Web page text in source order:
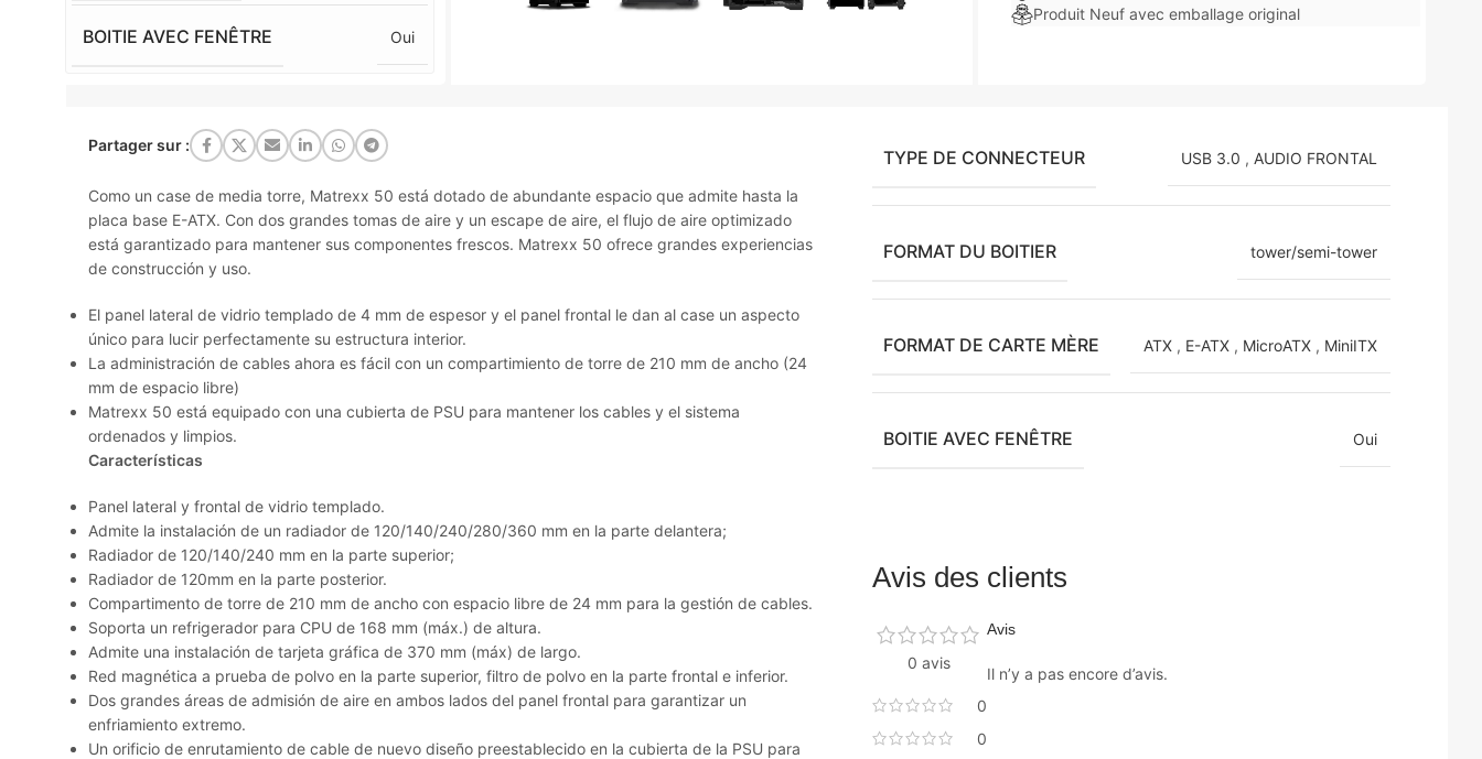
BOITIE AVEC FENÊTRE Oui
Produit Neuf avec emballage original
Partager sur :
Como un case de media torre, Matrexx 50 está dotado de abundante espacio que admite hasta la
placa base E-ATX. Con dos grandes tomas de aire y un escape de aire, el flujo de aire optimizado
está garantizado para mantener sus componentes frescos. Matrexx 50 ofrece grandes experiencias
de construcción y uso.
El panel lateral de vidrio templado de 4 mm de espesor y el panel frontal le dan al case un aspecto
único para lucir perfectamente su estructura interior.
La administración de cables ahora es fácil con un compartimiento de torre de 210 mm de ancho (24
mm de espacio libre)
Matrexx 50 está equipado con una cubierta de PSU para mantener los cables y el sistema
ordenados y limpios.
Características
Panel lateral y frontal de vidrio templado.
Admite la instalación de un radiador de 120/140/240/280/360 mm en la parte delantera;
Radiador de 120/140/240 mm en la parte superior;
Radiador de 120mm en la parte posterior.
Compartimento de torre de 210 mm de ancho con espacio libre de 24 mm para la gestión de cables.
Soporta un refrigerador para CPU de 168 mm (máx.) de altura.
Admite una instalación de tarjeta gráfica de 370 mm (máx) de largo.
Red magnética a prueba de polvo en la parte superior, filtro de polvo en la parte frontal e inferior.
Dos grandes áreas de admisión de aire en ambos lados del panel frontal para garantizar un
enfriamiento extremo.
Un orificio de enrutamiento de cable de nuevo diseño preestablecido en la cubierta de la PSU para
TYPE DE CONNECTEUR USB 3.0 , AUDIO FRONTAL
FORMAT DU BOITIER tower/semi-tower
FORMAT DE CARTE MÈRE ATX , E-ATX , MicroATX , MiniITX
BOITIE AVEC FENÊTRE Oui
Avis des clients
0 avis
0
0
Avis
Il n’y a pas encore d’avis.